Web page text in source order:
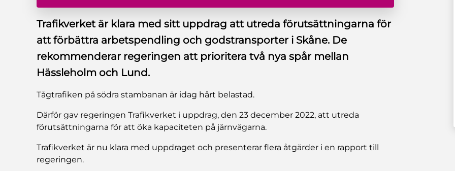
Trafikverket är klara med sitt uppdrag att utreda förutsättningarna för
att förbättra arbetspendling och godstransporter i Skåne. De
rekommenderar regeringen att prioritera två nya spår mellan
Hässleholm och Lund.
Tågtrafiken på södra stambanan är idag hårt belastad.
Därför gav regeringen Trafikverket i uppdrag, den 23 december 2022, att utreda
förutsättningarna för att öka kapaciteten på järnvägarna.
Trafikverket är nu klara med uppdraget och presenterar flera åtgärder i en rapport till
regeringen.